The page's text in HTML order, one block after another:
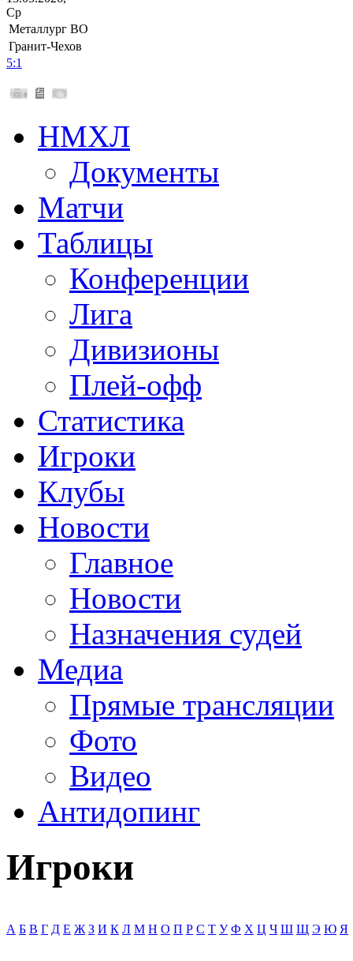
Ср
Металлург ВО
Гранит-Чехов
5:1
НМХЛ
Документы
Матчи
Таблицы
Конференции
Лига
Дивизионы
Плей-офф
Статистика
Игроки
Клубы
Новости
Главное
Новости
Назначения судей
Медиа
Прямые трансляции
Фото
Видео
Антидопинг
Игроки
А Б В Г Д Е Ж З И К Л М Н О П Р С Т У Ф Х Ц Ч Ш Щ Э Ю Я